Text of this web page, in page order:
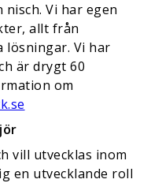
Vi har egen
allt från
lösningar. Vi har
är drygt 60
om
vill utvecklas inom
en utvecklande roll